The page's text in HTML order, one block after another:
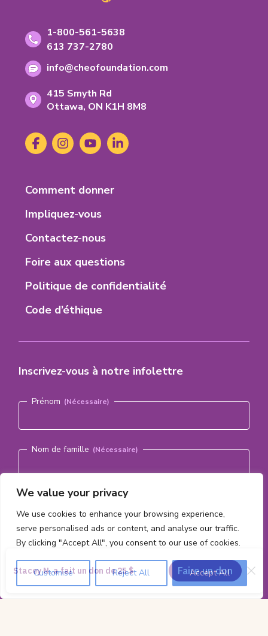
We value your privacy
We use cookies to enhance your browsing experience,
serve personalised ads or content, and analyse our traffic.
By clicking "Accept All", you consent to our use of cookies.
Customise Reject All Accept All
Coordonnées
Numéro
sans
1-800-561-5638
Numéro
telephone:
613 737-2780
Adresse
info@cheofoundation.com
Address
415 Smyth Rd
Ottawa, ONOntario
K1H 8M8
1-
H-
8
Social
Media
Facebook
(s'ouvre
dans
nouvel
onglet)
Instagram
(s'ouvre
dans
nouvel
onglet)
YouTube
(s'ouvre
dans
nouvel
onglet)
LinkedIn
(s'ouvre
dans
onglet)
Footer
Menu
Comment donner
Impliquez-vous
Contactez-nous
Foire aux questions
Politique de confidentialité
Code d’éthique
Inscrivez-vous à notre infolettre
Prénom
Nom de famille
Courriel (Nécessaire)
S'abonner